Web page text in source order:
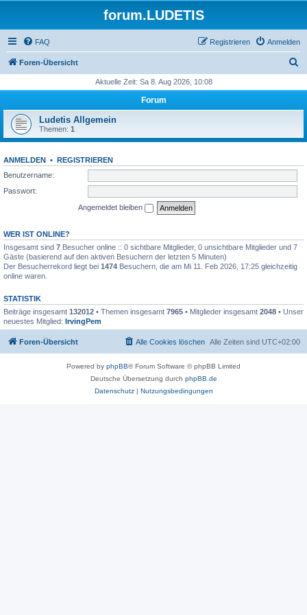
forum.LUDETIS
FAQ Anmelden
Registrieren
Foren-Übersicht
h
Aktuelle Zeit: Sa 8. Aug 2026, 10:08
Forum
Ludetis Allgemein
Themen: 1
ANMELDEN • REGISTRIEREN
Benutzername:
Passwort:
Angemeldet bleiben
WER IST ONLINE?
Insgesamt sind 7 Besucher online :: 0 sichtbare Mitglieder, 0 unsichtbare Mitglieder und 7
Gäste (basierend auf den aktiven Besuchern der letzten 5 Minuten)
Der Besucherrekord liegt bei 1474 Besuchern, die am Mi 11. Feb 2026, 17:25 gleichzeitig
online waren.
STATISTIK
Beiträge insgesamt 132012 • Themen insgesamt 7965 • Mitglieder insgesamt 2048 • Unser
neuestes Mitglied: IrvingPem
Foren-Übersicht Alle Zeiten sind UTC+02:00
Alle Cookies löschen
Powered by phpBB® Forum Software © phpBB Limited
Deutsche Übersetzung durch phpBB.de
Datenschutz| Nutzungsbedingungen